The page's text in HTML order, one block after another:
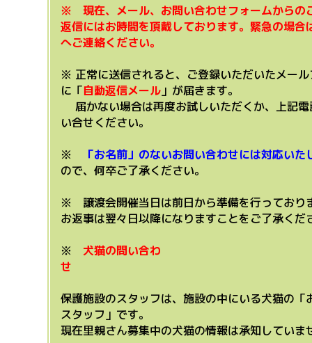
※ 現在、メール、お問い合わせフォームからの
返信にはお時間を頂戴しております。緊急の場合
へご連絡ください。
※ 正常に送信されると、ご登録いただいたメー
に「自動返信メール 」が届きます。
届かない場合は再度お試しいただくか、上記電
い合せください。
※
「お名前」のないお問い合わせには対応いた
ので、何卒ご了承ください。
※ 譲渡会開催当日は前日から準備を行っており
お返事は翌々日以降になりますことをご了承くだ
※ 犬猫の問い合わ
せ
保護施設のスタッフは、施設の中にいる犬猫の「
スタッフ」です。
現在里親さん募集中の犬猫の情報は承知していま